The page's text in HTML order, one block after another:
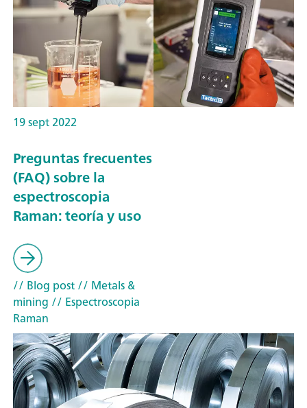
19 sept 2022
Preguntas frecuentes
(FAQ) sobre la
espectroscopia
Raman: teoría y uso
// Blog post// Metals &
mining // Espectroscopia
Raman